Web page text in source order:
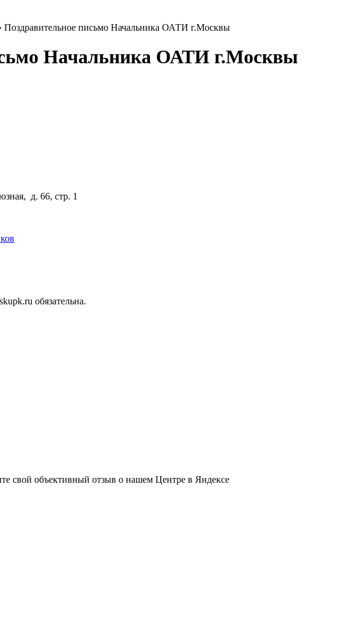
Поздравительное письмо Начальника ОАТИ г.Москвы
Начальника ОАТИ г.Москвы
д. 66, стр. 1
обязательна.
свой объективный отзыв о нашем Центре в Яндексе